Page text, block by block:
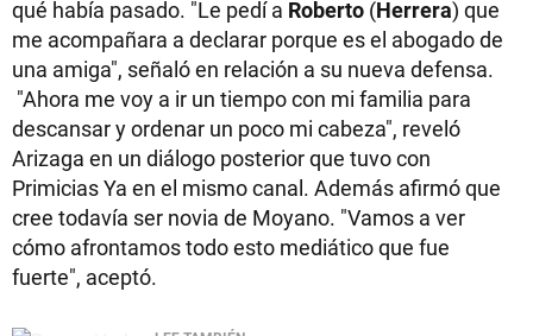
qué había pasado. "Le pedí a Roberto (Herrera) que
me acompañara a declarar porque es el abogado de
una amiga", señaló en relación a su nueva defensa.
"Ahora me voy a ir un tiempo con mi familia para
descansar y ordenar un poco mi cabeza", reveló
Arizaga en un diálogo posterior que tuvo con
Primicias Ya en el mismo canal. Además afirmó que
cree todavía ser novia de Moyano. "Vamos a ver
cómo afrontamos todo esto mediático que fue
fuerte", aceptó.